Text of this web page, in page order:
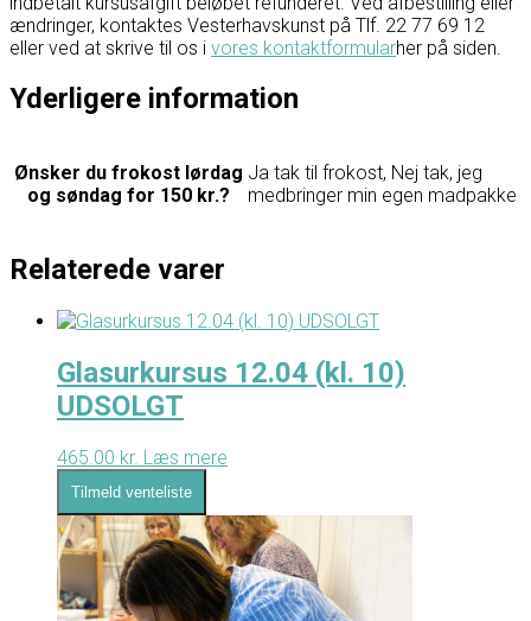
ændringer, kontaktes Vesterhavskunst på Tlf. 22 77 69 12
eller ved at skrive til os i vores kontaktformularher på siden.
Yderligere information
Ønsker du frokost lørdag
og søndag for 150 kr.?
Ja tak til frokost, Nej tak, jeg
medbringer min egen madpakke
Relaterede varer
Glasurkursus 12.04 (kl. 10)
UDSOLGT
465.00 kr. Læs mere
Tilmeld venteliste